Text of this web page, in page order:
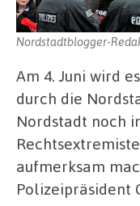
Nordstadtblogger-
Am 4. Juni wird
durch die
Nordstadt noch
aufmerksam
Polizeipräsident